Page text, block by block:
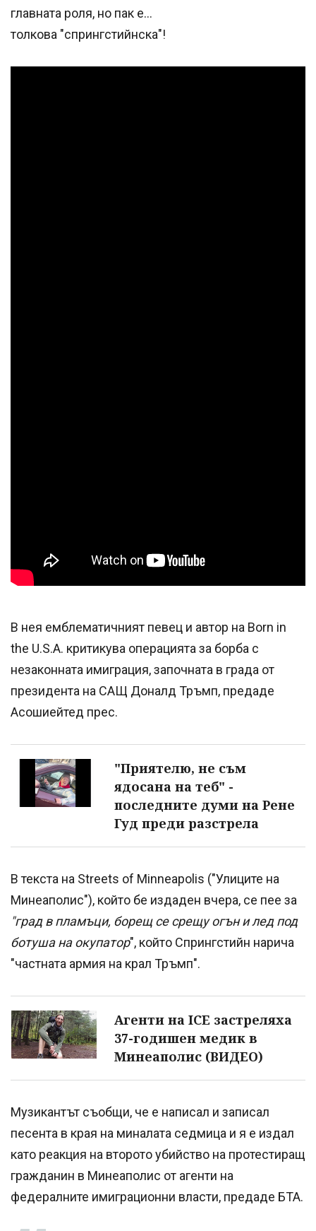
главната роля, но пак е...
толкова "спрингстийнска"!
В нея емблематичният певец и автор на Born in
the U.S.A. критикува операцията за борба с
незаконната имиграция, започната в града от
президента на САЩ Доналд Тръмп, предаде
Асошиейтед прес.
"Приятелю, не съм
ядосана на теб" -
последните думи на Рене
Гуд преди разстрела
В текста на Streets of Minneapolis ("Улиците на
Минеаполис"), който бе издаден вчера, се пее за
"град в пламъци, борещ се срещу огън и лед под
ботуша на окупатор", който Спрингстийн нарича
"частната армия на крал Тръмп".
Агенти на ICE застреляха
37-годишен медик в
Минеаполис (ВИДЕО)
Музикантът съобщи, че е написал и записал
песента в края на миналата седмица и я е издал
като реакция на второто убийство на протестиращ
гражданин в Минеаполис от агенти на
федералните имиграционни власти, предаде БТА.